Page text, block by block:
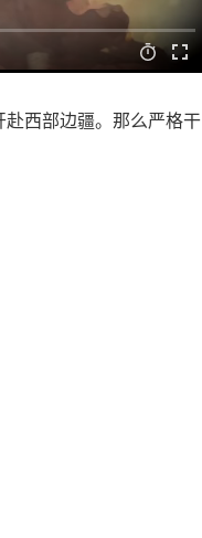
西部边疆。那么严格干